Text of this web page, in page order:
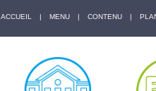
ACCUEIL | MENU | CONTENU |